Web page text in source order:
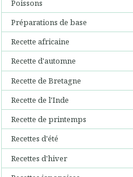
Poissons
Préparations de base
Recette africaine
Recette d'automne
Recette de Bretagne
Recette de l'Inde
Recette de printemps
Recettes d'été
Recettes d'hiver